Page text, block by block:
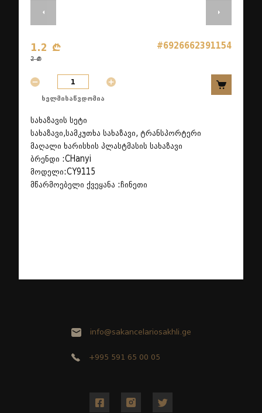
#6926662391154
1.2 ₾
2 ₾
ხელმისაწვდომია
სახაზავის სეტი
სახაზავი,სამკუთხა სახაზავი, ტრანსპორტერი
მაღალი ხარისხის პლასტმასის სახაზავი
ბრენდი :CHanyi
მოდელი:CY9115
მწარმოებელი ქვეყანა :ჩინეთი
info@sakancelariosakhli.ge
+995 591 65 00 05